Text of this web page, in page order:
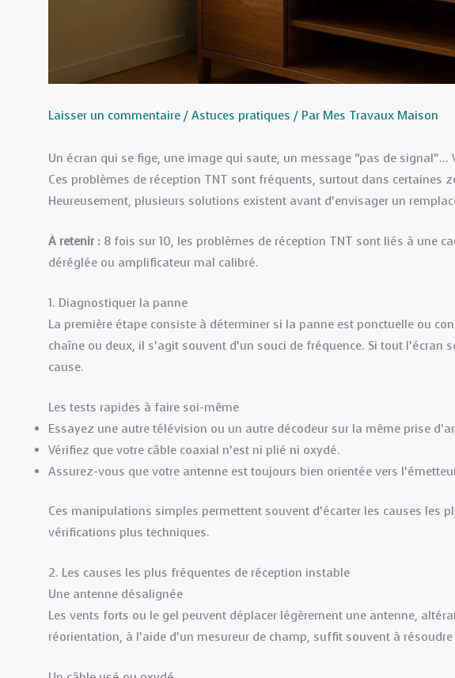
Laisser un commentaire / Astuces pratiques / Par Mes Travaux Maison
Un écran qui se fige, une image qui saute, un message “pas de
Ces problèmes de réception TNT sont fréquents, surtout dans certaines
Heureusement, plusieurs solutions existent avant d’envisager un
À retenir : 8 fois sur 10, les problèmes de réception TNT sont liés à une
déréglée ou amplificateur mal calibré.
1. Diagnostiquer la panne
La première étape consiste à déterminer si la panne est ponctuelle ou
chaîne ou deux, il s’agit souvent d’un souci de fréquence. Si tout
cause.
Les tests rapides à faire soi-même
Essayez une autre télévision ou un autre décodeur sur la même prise
Vérifiez que votre câble coaxial n’est ni plié ni oxydé.
Assurez-vous que votre antenne est toujours bien orientée vers
Ces manipulations simples permettent souvent d’écarter les causes les
vérifications plus techniques.
2. Les causes les plus fréquentes de réception instable
Une antenne désalignée
Les vents forts ou le gel peuvent déplacer légèrement une antenne,
réorientation, à l’aide d’un mesureur de champ, suffit souvent à